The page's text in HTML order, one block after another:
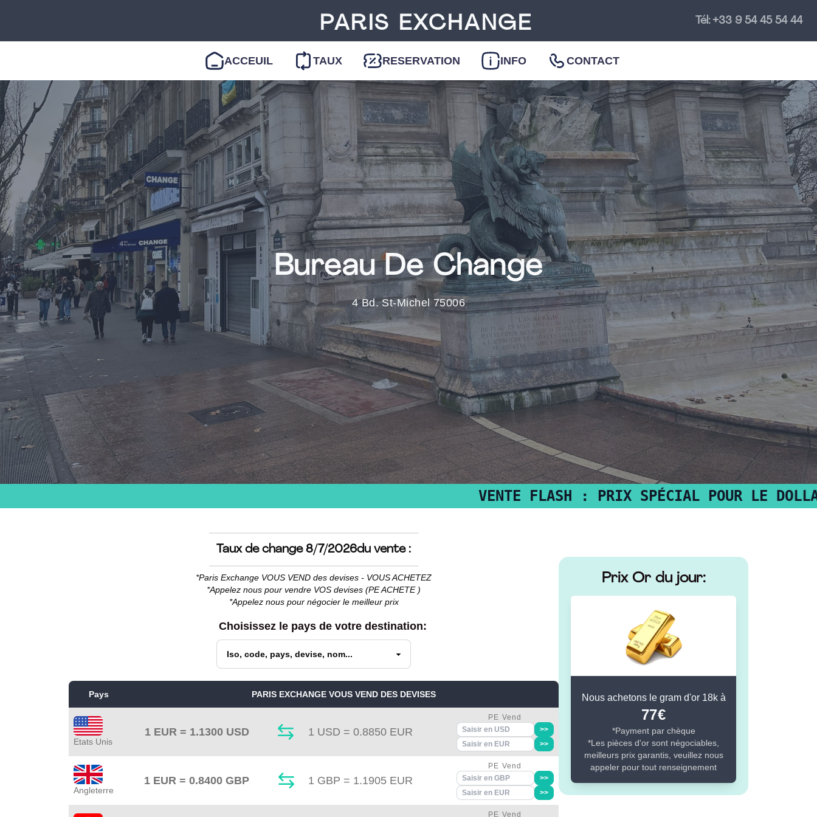
PARIS EXCHANGE Tél: +33 9 54 45 54 44
ACCEUIL TAUX RESERVATION INFO CONTACT
Bureau De Change
4 Bd. St-Michel 75006
VENTE FLASH : PRIX SPÉCIAL POUR LE DOLLARS
Taux de change 8/7/2026du vente :
*Paris Exchange VOUS VEND des devises - VOUS ACHETEZ
*Appelez nous pour vendre VOS devises (PE ACHETE )
*Appelez nous pour négocier le meilleur prix
Choisissez le pays de votre destination:
Pays PARIS EXCHANGE VOUS VEND DES DEVISES
Etats Unis
1 EUR = 1.1300 USD 1 USD = 0.8850EUR
PE Vend
>>
>>
Angleterre
1 EUR =0.8400 GBP 1 GBP = 1.1905EUR
PE Vend
>>
>>
PE Vend
Prix Or du jour:
Nous achetons le gram d'or 18k à
77€
*Payment par chèque
*Les pièces d'or sont négociables,
meilleurs prix garantis, veuillez nous
appeler pour tout renseignement